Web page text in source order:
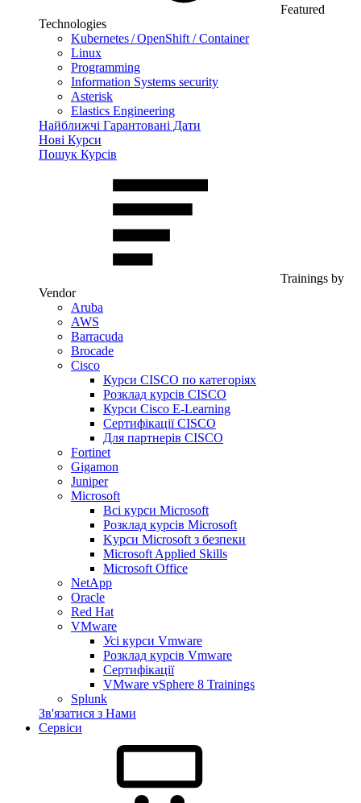
Featured
Technologies
Kubernetes / OpenShift / Container
Linux
Programming
Information Systems security
Asterisk
Elastics Engineering
Найближчі Гарантовані Дати
Нові Курси
Пошук Курсів
Trainings by
Vendor
Aruba
AWS
Barracuda
Brocade
Cisco
Курси CISCO по категоріях
Розклад курсів CISCO
Курси Cisco E-Learning
Сертифікації CISCO
Для партнерів CISCO
Fortinet
Gigamon
Juniper
Microsoft
Всі курси Microsoft
Розклад курсів Microsoft
Kyрси Microsoft з безпеки
Microsoft Applied Skills
Microsoft Office
NetApp
Oracle
Red Hat
VMware
Усі курси Vmware
Розклад курсів Vmware
Сертифікації
VMware vSphere 8 Trainings
Splunk
Зв'язатися з Нами
Сервіси